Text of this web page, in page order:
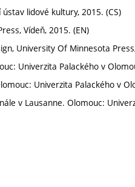
lidové kultury, 2015. (CS)
Vídeň, 2015. (EN)
University Of Minnesota
Univerzita Palackého v
Univerzita Palackého v
v Lausanne. Olomouc: